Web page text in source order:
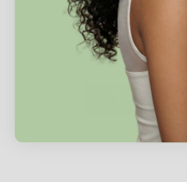
Suave E
69,90€
AÑADIR